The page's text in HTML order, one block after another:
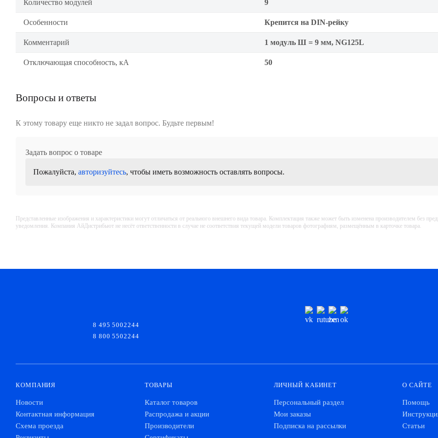
Количество модулей 9
Особенности Крепится на DIN-рейку
Комментарий 1 модуль Ш = 9 мм, NG125L
Отключающая способность, кА 50
Вопросы и ответы
К этому товару еще никто не задал вопрос. Будьте первым!
Задать вопрос о товаре
Пожалуйста, авторизуйтесь, чтобы иметь возможность оставлять вопросы.
Представленные изображения и характеристики могут отличаться от реального внешнего вида товара. Комплектация также может быть изменена производителем без
уведомления. Компания АйДистрибьют не несёт ответственности в случае не соответствия текущей модели товаров фотографиям, размещённым в карточке товара.
8 495 5002244
8 800 5502244
КОМПАНИЯ
Новости
Контактная информация
Схема проезда
ТОВАРЫ
Каталог товаров
Распродажа и акции
Производители
ЛИЧНЫЙ КАБИНЕТ
Персональный раздел
Мои заказы
Подписка на рассылки
О САЙТЕ
Помощь
Статьи